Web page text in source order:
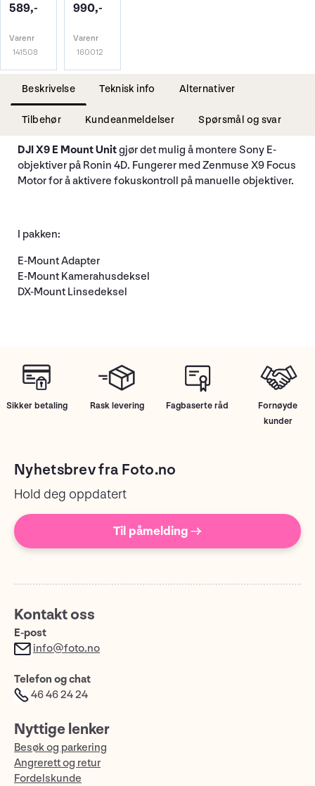
589,-
Varenr
141508
990,-
Varenr
160012
Beskrivelse Teknisk info Alternativer
Tilbehør Kundeanmeldelser Spørsmål og svar
DJI X9 E Mount Unitgjør det mulig å montere Sony E-
objektiver på Ronin 4D. Fungerer med Zenmuse X9 Focus
Motor for å aktivere fokuskontroll på manuelle objektiver.
I pakken:
E-Mount Adapter
E-Mount Kamerahusdeksel
DX-Mount Linsedeksel
Sikker betaling Rask levering Fagbaserte råd
Fornøyde
kunder
Nyhetsbrev fra Foto.no
Hold deg oppdatert
Til påmelding →
Kontakt oss
E-post
info@foto.no
Telefon og chat
46 46 24 24
Nyttige lenker
Besøk og parkering
Angrerett og retur
Fordelskunde